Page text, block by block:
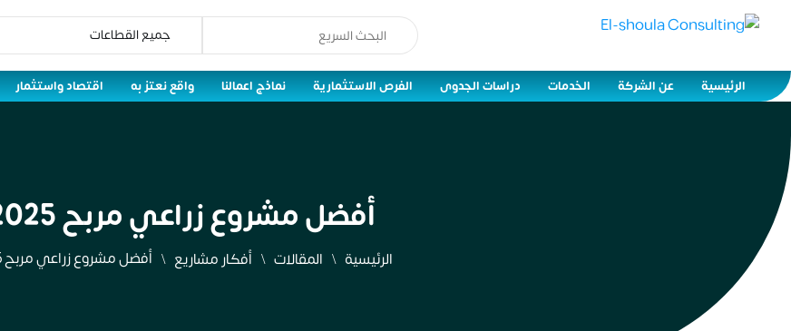
الرئيسية عن الشركة الخدمات دراسات الجدوى الفرص الاستثمارية نماذج اعمالنا واقع نعتز به اقتصاد واستثمار
أفضل مشروع زراعي مربح 2025
الرئيسية المقالات أفكار مشاريع أفضل مشروع زراعي مربح 2025